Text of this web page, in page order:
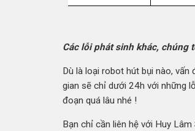
Các lỗi phát sinh khác, chúng
Dù là loại robot hút bụi nào, vấn
gian sẽ chỉ dưới 24h với những
đoạn quá lâu nhé !
Bạn chỉ cần liên hệ với Huy